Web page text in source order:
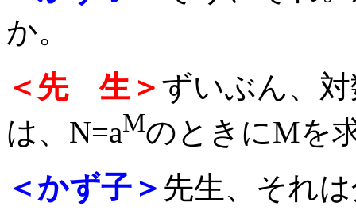
か。
＜先 生＞ ずいぶん、
は、N=aMのときにMを
＜かず子＞ 先生、それ